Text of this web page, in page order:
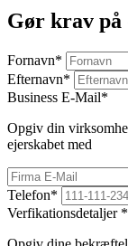
Gør krav på
Fornavn*
Efternavn*
Business E-Mail*
Opgiv din
ejerskabet med
Telefon*
Verfikationsdetaljer *